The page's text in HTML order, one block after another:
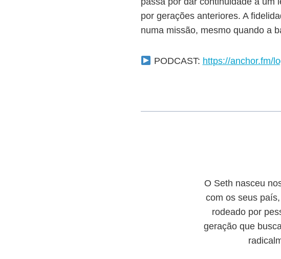
por gerações anteriores. A
numa missão, mesmo quando a
PODCAST: https://anchor.fm/
O Seth nasceu
com os seus
rodeado por
geração que